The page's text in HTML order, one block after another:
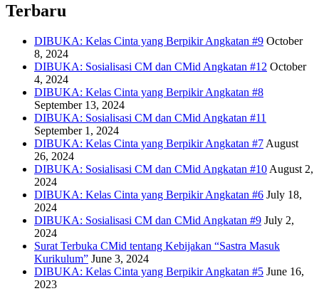
Terbaru
DIBUKA: Kelas Cinta yang Berpikir Angkatan #9 October
8, 2024
DIBUKA: Sosialisasi CM dan CMid Angkatan #12 October
4, 2024
DIBUKA: Kelas Cinta yang Berpikir Angkatan #8
September 13, 2024
DIBUKA: Sosialisasi CM dan CMid Angkatan #11
September 1, 2024
DIBUKA: Kelas Cinta yang Berpikir Angkatan #7 August
26, 2024
DIBUKA: Sosialisasi CM dan CMid Angkatan #10 August 2,
2024
DIBUKA: Kelas Cinta yang Berpikir Angkatan #6 July 18,
2024
DIBUKA: Sosialisasi CM dan CMid Angkatan #9 July 2,
2024
Surat Terbuka CMid tentang Kebijakan “Sastra Masuk
Kurikulum” June 3, 2024
DIBUKA: Kelas Cinta yang Berpikir Angkatan #5 June 16,
2023